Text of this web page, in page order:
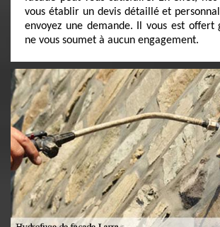
vous établir un devis détaillé et
envoyez une demande. Il vous est
ne vous soumet à aucun engagement.